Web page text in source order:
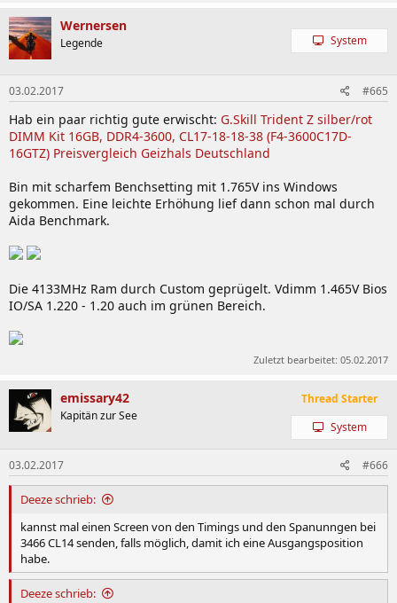
Wernersen
Legende System
03.02.2017 #665
Hab ein paar richtig gute erwischt: G.Skill Trident Z silber/rot
DIMM Kit 16GB, DDR4-3600, CL17-18-18-38 (F4-3600C17D-
16GTZ) Preisvergleich Geizhals Deutschland
Bin mit scharfem Benchsetting mit 1.765V ins Windows
gekommen. Eine leichte Erhöhung lief dann schon mal durch
Aida Benchmark.
Die 4133MHz Ram durch Custom geprügelt. Vdimm 1.465V Bios
IO/SA 1.220 - 1.20 auch im grünen Bereich.
Zuletzt bearbeitet: 05.02.2017
emissary42
Kapitän zur See
Thread Starter
System
03.02.2017 #666
Deeze schrieb:
kannst mal einen Screen von den Timings und den Spanunngen bei
3466 CL14 senden, falls möglich, damit ich eine Ausgangsposition
habe.
Deeze schrieb: